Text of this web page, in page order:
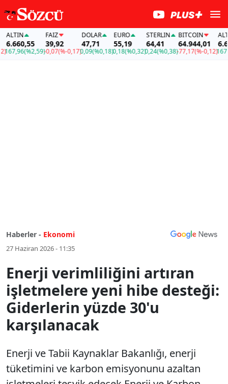
(%2,59)
FAİZ
39,92
-0,07(%-0,17)
DOLAR
47,71
0,09(%0,18)
EURO
55,19
0,18(%0,32)
STERLIN
64,41
0,24(%0,38)
BITCOIN
64.944,01
-77,17(%-0,12)
ALTIN
167,96
Haberler - Ekonomi
27 Haziran 2026 - 11:35
Enerji verimliliğini artıran
işletmelere yeni hibe desteği:
Giderlerin yüzde 30'u
karşılanacak
Enerji ve Tabii Kaynaklar Bakanlığı, enerji
tüketimini ve karbon emisyonunu azaltan